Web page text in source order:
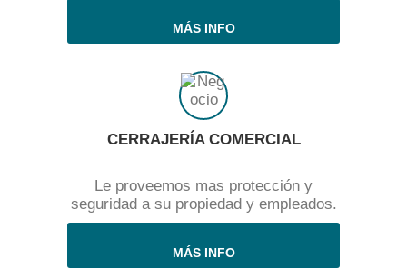
MÁS INFO
CERRAJERÍA COMERCIAL
Le proveemos mas protección y
seguridad a su propiedad y empleados.
MÁS INFO